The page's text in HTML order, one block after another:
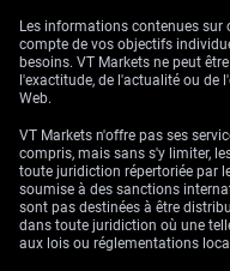
Stratégie
volatilité
Du point de vue du trading,
vente (puts) afin de profiter
200 dollars. La rupture
signal technique important,
en faveur des vendeurs. Le
également être une stratégie
Les informations contenues sur
compte de vos objectifs
besoins. VT Markets ne peut
l'exactitude, de l'actualité ou
Web.
VT Markets n'offre pas ses
compris, mais sans s'y limiter,
toute juridiction répertoriée par
soumise à des sanctions
sont pas destinées à être
dans toute juridiction où une
aux lois ou réglementations